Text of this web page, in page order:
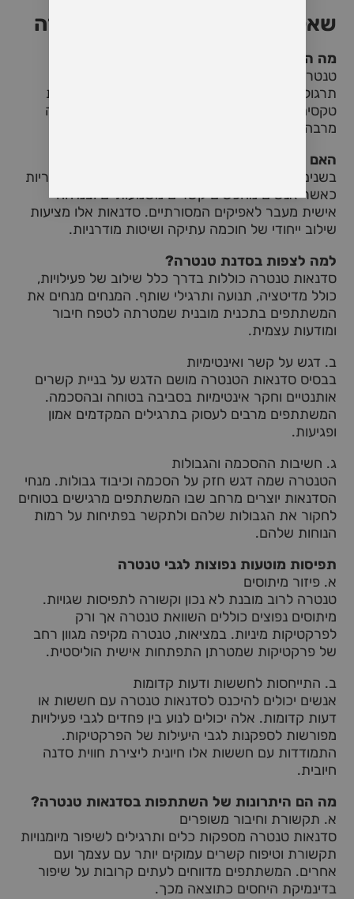
שאלות נפוצות על סדנאות טנטרה
מה היא ההגדרה של טנטרה?
טנטרה,שמקורה בטקסטים עתיקים בסנסקריט, היא
תרגול רוחני המבקש להרחיב את התודעה באמצעות
טקסים ותרגילים שונים. בהקשר של סדנאות, טנטרה
מרבה להדגיש חיבור, תקשורת ואינטימיות.
האם הפופולריות של סדנאות טנטרה גוברת?
בשנים האחרונות, סדנאות טנטרה ראו עלייה בפופולריות
כאשר אנשים מחפשים קשרים משמעותיים וצמיחה
אישית מעבר לאפיקים המסורתיים. סדנאות אלו מציעות
שילוב ייחודי של חוכמה עתיקה ושיטות מודרניות.
למה לצפות בסדנת טנטרה?
סדנאות טנטרה כוללות בדרך כלל שילוב של פעילויות,
כולל מדיטציה, תנועה ותרגילי שותף. המנחים מנחים את
המשתתפים בתכנית מובנית שמטרתה לטפח חיבור
ומודעות עצמית.
ב. דגש על קשר ואינטימיות
בבסיס סדנאות הטנטרה מושם הדגש על בניית קשרים
אותנטיים וחקר אינטימיות בסביבה בטוחה ובהסכמה.
המשתתפים מרבים לעסוק בתרגילים המקדמים אמון
ופגיעות.
ג. חשיבות ההסכמה והגבולות
הטנטרה שמה דגש חזק על הסכמה וכיבוד גבולות. מנחי
הסדנאות יוצרים מרחב שבו המשתתפים מרגישים בטוחים
לחקור את הגבולות שלהם ולתקשר בפתיחות על רמות
הנוחות שלהם.
תפיסות מוטעות נפוצות לגבי טנטרה
א. פיזור מיתוסים
טנטרה לרוב מובנת לא נכון וקשורה לתפיסות שגויות.
מיתוסים נפוצים כוללים השוואת טנטרה אך ורק
לפרקטיקות מיניות. במציאות, טנטרה מקיפה מגוון רחב
של פרקטיקות שמטרתן התפתחות אישית הוליסטית.
ב. התייחסות לחששות ודעות קדומות
אנשים יכולים להיכנס לסדנאות טנטרה עם חששות או
דעות קדומות. אלה יכולים לנוע בין פחדים לגבי פעילויות
מפורשות לספקנות לגבי היעילות של הפרקטיקות.
התמודדות עם חששות אלו חיונית ליצירת חווית סדנה
חיובית.
מה הם היתרונות של השתתפות בסדנאות טנטרה?
א. תקשורת וחיבור משופרים
סדנאות טנטרה מספקות כלים ותרגילים לשיפור מיומנויות
תקשורת וטיפוח קשרים עמוקים יותר עם עצמך ועם
אחרים. המשתתפים מדווחים לעתים קרובות על שיפור
בדינמיקת היחסים כתוצאה מכך.